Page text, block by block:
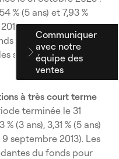
% (5 ans) et 7,93 %
Les cotes Lipper
pour la période
suivantes : 5 (3 ans);
à très court terme
terminée le 31
(3 ans), 3,31 % (5 ans)
septembre 2013). Les
du fonds pour
Communiquer
avec notre
équipe des
ventes